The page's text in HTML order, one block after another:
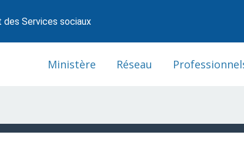
Services sociaux
Ministère Réseau